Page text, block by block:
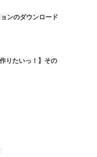
ンのダウンロード
りたいっ！】その